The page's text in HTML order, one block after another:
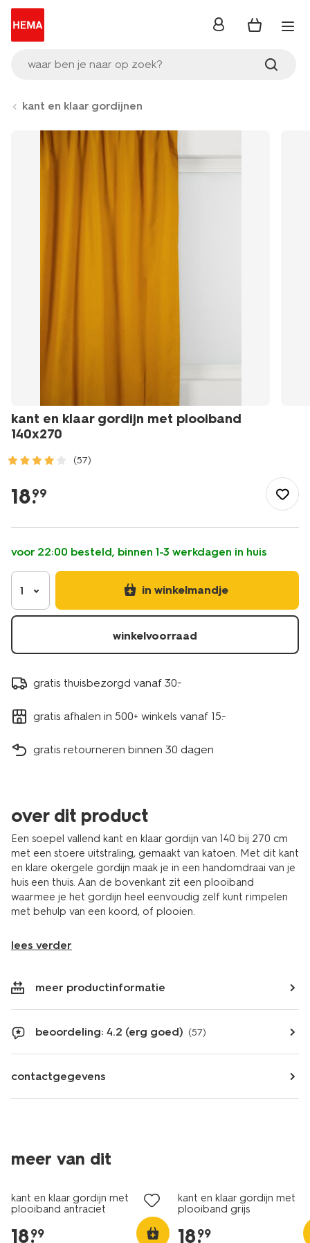
waar ben je naar op zoek?
inloggen
kant en klaar gordijnen
kant en klaar gordijn met plooiband
140x270
(57)
slapen/raamdecoratie/kant-
en-
gordijnen/kant-
klaar-
gordijn-
met-
plooiband-
140x270-
18.
99
voor 22:00 besteld, binnen 1-3 werkdagen in huis
1 in winkelmandje
winkelvoorraad
gratis thuisbezorgd vanaf 30.-
gratis afhalen in 500+ winkels vanaf 15.-
gratis retourneren binnen 30 dagen
over dit product
Een soepel vallend kant en klaar gordijn van 140 bij 270 cm
met een stoere uitstraling, gemaakt van katoen. Met dit kant
en klare okergele gordijn maak je in een handomdraai van je
huis een thuis. Aan de bovenkant zit een plooiband
waarmee je het gordijn heel eenvoudig zelf kunt rimpelen
met behulp van een koord, of plooien.
lees verder
meer productinformatie
beoordeling: 4.2 (erg goed) (57)
contactgegevens
meer van dit
kant en klaar gordijn met
plooiband antraciet
18.
99
kant en klaar gordijn met
plooiband grijs
18.
99